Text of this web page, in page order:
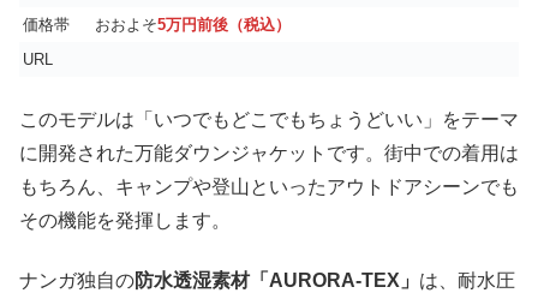
価格帯
おおよそ5万円前後（税込）
URL
このモデルは「いつでもどこでもちょうどいい」をテーマ
に開発された万能ダウンジャケットです。街中での着用は
もちろん、キャンプや登山といったアウトドアシーンでも
その機能を発揮します。
ナンガ独自の防水透湿素材「AURORA-TEX」 は、耐水圧